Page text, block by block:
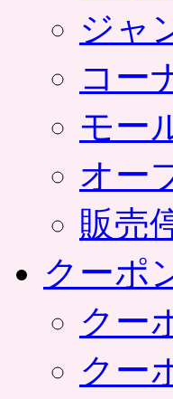
ジャ
コー
モー
オー
販売
クーポ
クー
クー